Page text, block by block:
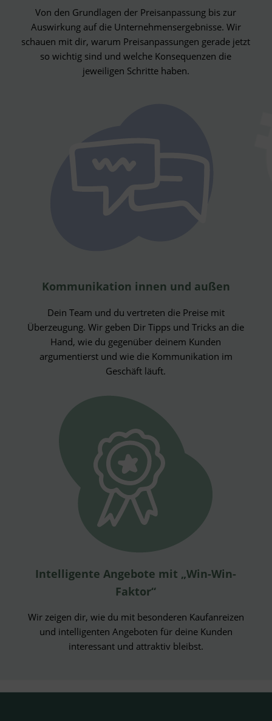
Von den Grundlagen der Preisanpassung bis zur
Auswirkung auf die Unternehmensergebnisse. Wir
schauen mit dir, warum Preisanpassungen gerade jetzt
so wichtig sind und welche Konsequenzen die
jeweiligen Schritte haben.
Kommunikation innen und außen
Dein Team und du vertreten die Preise mit
Überzeugung. Wir geben Dir Tipps und Tricks an die
Hand, wie du gegenüber deinem Kunden
argumentierst und wie die Kommunikation im
Geschäft läuft.
Intelligente Angebote mit „Win-Win-
Faktor“
Wir zeigen dir, wie du mit besonderen Kaufanreizen
und intelligenten Angeboten für deine Kunden
interessant und attraktiv bleibst.